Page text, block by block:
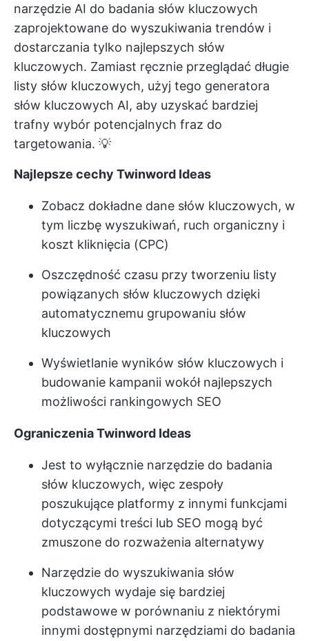
narzędzie AI do badania słów kluczowych
zaprojektowane do wyszukiwania trendów i
dostarczania tylko najlepszych słów
kluczowych. Zamiast ręcznie przeglądać długie
listy słów kluczowych, użyj tego generatora
słów kluczowych AI, aby uzyskać bardziej
trafny wybór potencjalnych fraz do
targetowania. 💡
Najlepsze cechy Twinword Ideas
Zobacz dokładne dane słów kluczowych, w
tym liczbę wyszukiwań, ruch organiczny i
koszt kliknięcia (CPC)
Oszczędność czasu przy tworzeniu listy
powiązanych słów kluczowych dzięki
automatycznemu grupowaniu słów
kluczowych
Wyświetlanie wyników słów kluczowych i
budowanie kampanii wokół najlepszych
możliwości rankingowych SEO
Ograniczenia Twinword Ideas
Jest to wyłącznie narzędzie do badania
słów kluczowych, więc zespoły
poszukujące platformy z innymi funkcjami
dotyczącymi treści lub SEO mogą być
zmuszone do rozważenia alternatywy
Narzędzie do wyszukiwania słów
kluczowych wydaje się bardziej
podstawowe w porównaniu z niektórymi
innymi dostępnymi narzędziami do badania